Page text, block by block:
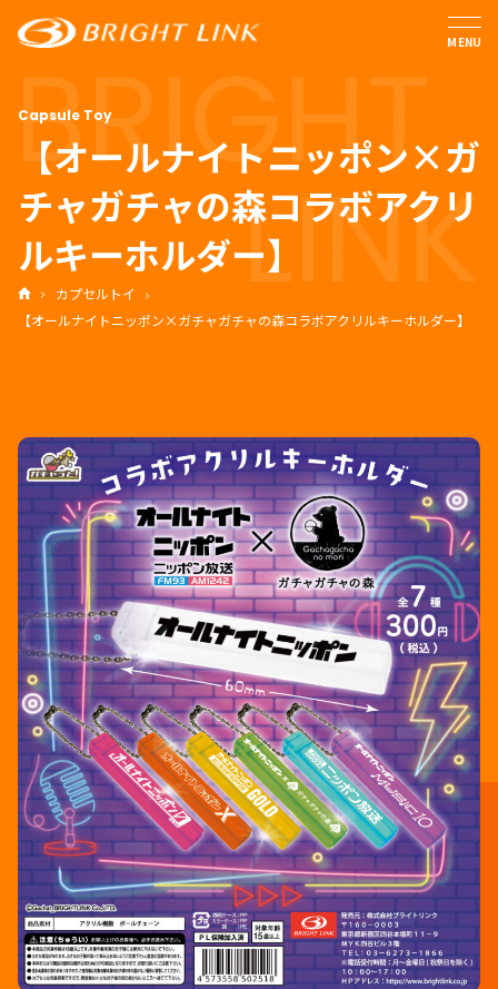
MENU
【オールナイトニッポン×ガ
チャガチャの森コラボアクリ
ルキーホルダー】
カプセルトイ
【オールナイトニッポン×ガチャガチャの森コラボアクリルキーホルダー】